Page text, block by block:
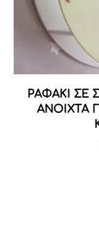
ΡΑΦΑΚΙ ΣΕ
ΑΝΟΙΧΤΑ